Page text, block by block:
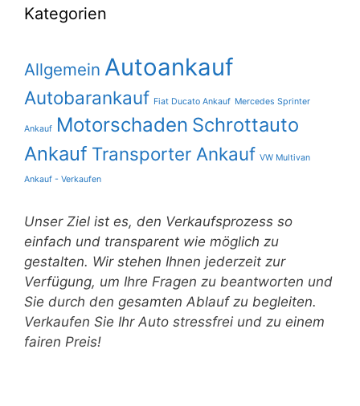
Kategorien
Allgemein Autoankauf
Autobarankauf Fiat Ducato Ankauf Mercedes Sprinter
Ankauf Motorschaden Schrottauto
Ankauf Transporter Ankauf VW Multivan
Ankauf - Verkaufen
Unser Ziel ist es, den Verkaufsprozess so
einfach und transparent wie möglich zu
gestalten. Wir stehen Ihnen jederzeit zur
Verfügung, um Ihre Fragen zu beantworten und
Sie durch den gesamten Ablauf zu begleiten.
Verkaufen Sie Ihr Auto stressfrei und zu einem
fairen Preis!